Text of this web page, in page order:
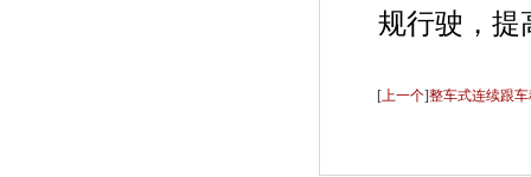
规行驶，提
[上一个]整车式连续跟